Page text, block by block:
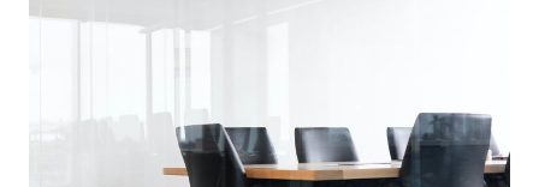
ACCUSAMUS
ODIO
DIGNISSIMOS
DUCIMUS